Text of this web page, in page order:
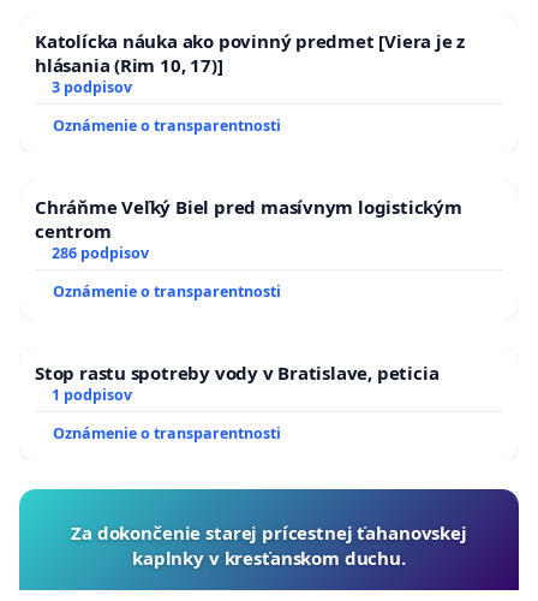
Katolícka náuka ako povinný predmet [Viera je z
hlásania (Rim 10, 17)]
3 podpisov
Oznámenie o transparentnosti
Chráňme Veľký Biel pred masívnym logistickým
centrom
286 podpisov
Oznámenie o transparentnosti
Stop rastu spotreby vody v Bratislave, peticia
1 podpisov
Oznámenie o transparentnosti
Za dokončenie starej prícestnej ťahanovskej
kaplnky v kresťanskom duchu.